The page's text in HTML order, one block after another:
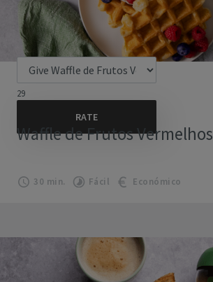
29
Waffle de Frutos Vermelhos
30 min. Fácil Económico